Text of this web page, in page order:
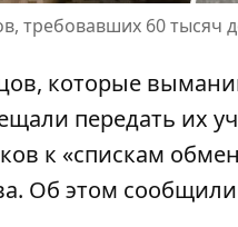
требовавших 60 тысяч
которые
передать их
к «спискам
Об этом